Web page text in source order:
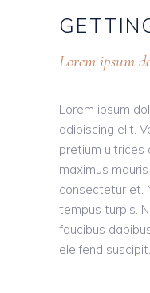
Lorem ipsum
Lorem ipsum
adipiscing elit.
pretium ultrices
maximus
consectetur et.
tempus turpis.
faucibus
eleifend suscipit.